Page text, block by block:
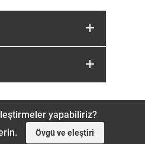
yapabiliriz?
Övgü ve eleştiri